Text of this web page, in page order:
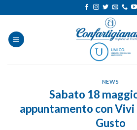
ai
contenuti
NEWS
Sabato 18
appuntamento con Vivi
Gusto